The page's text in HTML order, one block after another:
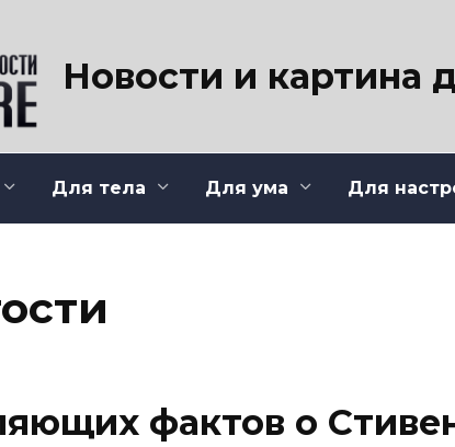
Новости и картина
Для тела Для ума Для
фактов о